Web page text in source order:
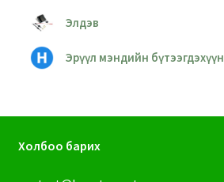
Элдэв
Эрүүл мэндийн бүтээгдэхүүн
Холбоо барих